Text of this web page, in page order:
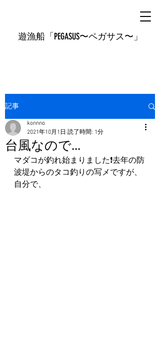
遊漁船「PEGASUS〜ペガサス〜」
記事
台風なので...
konnno
2021年10月1日 読了時間: 1分
マダコが釣れ始まりました❗️去年の防
波堤からのタコ釣りの写メですが、
自分で、